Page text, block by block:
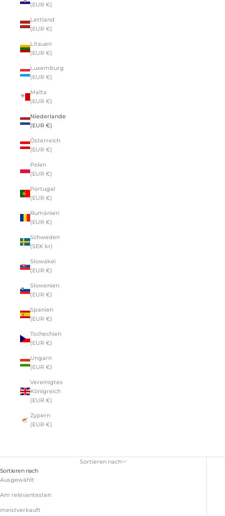
(EUR €)
Lettland
(EUR €)
Litauen
(EUR €)
Luxemburg
(EUR €)
Malta
(EUR €)
Niederlande
(EUR €)
Österreich
(EUR €)
Polen
(EUR €)
Portugal
(EUR €)
Rumänien
(EUR €)
Schweden
(SEK kr)
Slowakei
(EUR €)
Slowenien
(EUR €)
Spanien
(EUR €)
Tschechien
(EUR €)
Ungarn
(EUR €)
Vereinigtes
Königreich
(EUR €)
Zypern
(EUR €)
Sortieren nach
Sortieren nach
Ausgewählt
Am relevantesten
meistverkauft